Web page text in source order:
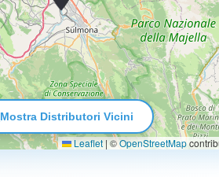
Leaflet |©OpenStreetMap
Mostra Distributori Vicini